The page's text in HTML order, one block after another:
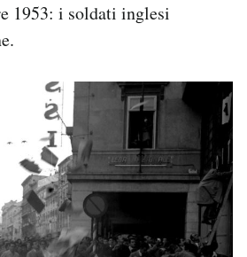
1953: i soldati inglesi